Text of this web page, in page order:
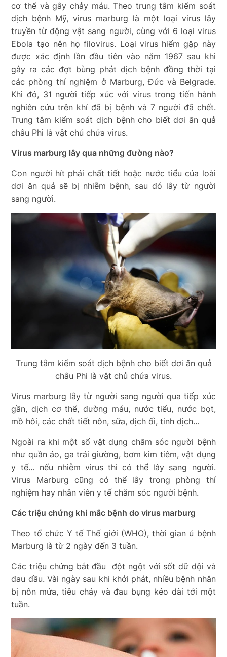
cơ thể và gây chảy máu. Theo trung tâm kiểm soát
dịch bệnh Mỹ, virus marburg là một loại virus lây
truyền từ động vật sang người, cùng với 6 loại virus
Ebola tạo nên họ filovirus. Loại virus hiếm gặp này
được xác định lần đầu tiên vào năm 1967 sau khi
gây ra các đợt bùng phát dịch bệnh đồng thời tại
các phòng thí nghiệm ở Marburg, Đức và Belgrade.
Khi đó, 31 người tiếp xúc với virus trong tiến hành
nghiên cứu trên khỉ đã bị bệnh và 7 người đã chết.
Trung tâm kiểm soát dịch bệnh cho biết dơi ăn quả
châu Phi là vật chủ chứa virus.
Virus marburg lây qua những đường nào?
Con người hít phải chất tiết hoặc nước tiểu của loài
dơi ăn quả sẽ bị nhiễm bệnh, sau đó lây từ người
sang người.
Trung tâm kiểm soát dịch bệnh cho biết dơi ăn quả
châu Phi là vật chủ chứa virus.
Virus marburg lây từ người sang người qua tiếp xúc
gần, dịch cơ thể, đường máu, nước tiểu, nước bọt,
mồ hôi, các chất tiết nôn, sữa, dịch ối, tinh dịch…
Ngoài ra khi một số vật dụng chăm sóc người bệnh
như quần áo, ga trải giường, bơm kim tiêm, vật dụng
y tế… nếu nhiễm virus thì có thể lây sang người.
Virus Marburg cũng có thể lây trong phòng thí
nghiệm hay nhân viên y tế chăm sóc người bệnh.
Các triệu chứng khi mắc bệnh do virus marburg
Theo tổ chức Y tế Thế giới (WHO), thời gian ủ bệnh
Marburg là từ 2 ngày đến 3 tuần.
Các triệu chứng bắt đầu đột ngột với sốt dữ dội và
đau đầu. Vài ngày sau khi khởi phát, nhiều bệnh nhân
bị nôn mửa, tiêu chảy và đau bụng kéo dài tới một
tuần.